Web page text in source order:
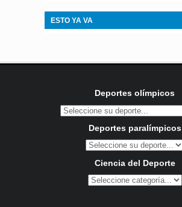
ESTO YA VA
Deportes olímpicos
Deportes paralímpicos
Ciencia del Deporte